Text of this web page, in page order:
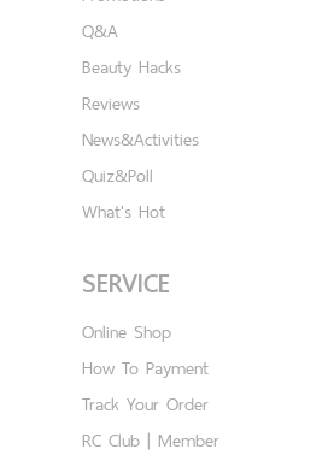
Q&A
Beauty Hacks
Reviews
News&Activities
Quiz&Poll
What's Hot
SERVICE
Online Shop
How To Payment
Track Your Order
RC Club | Member